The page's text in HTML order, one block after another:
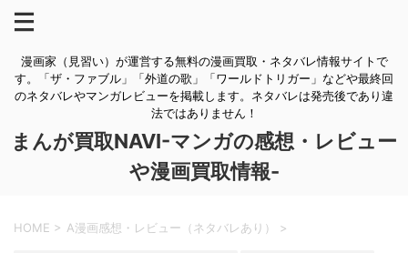
漫画家（見習い）が運営する無料の漫画買取・ネタバレ情報サイトで
す。「ザ・ファブル」「外道の歌」「ワールドトリガー」などや最終回
のネタバレやマンガレビューを掲載します。ネタバレは発売後であり違
法ではありません！
まんが買取NAVI-マンガの感想・レビュー
や漫画買取情報-
HOME > A漫画感想・レビュー（ネタバレあり） >